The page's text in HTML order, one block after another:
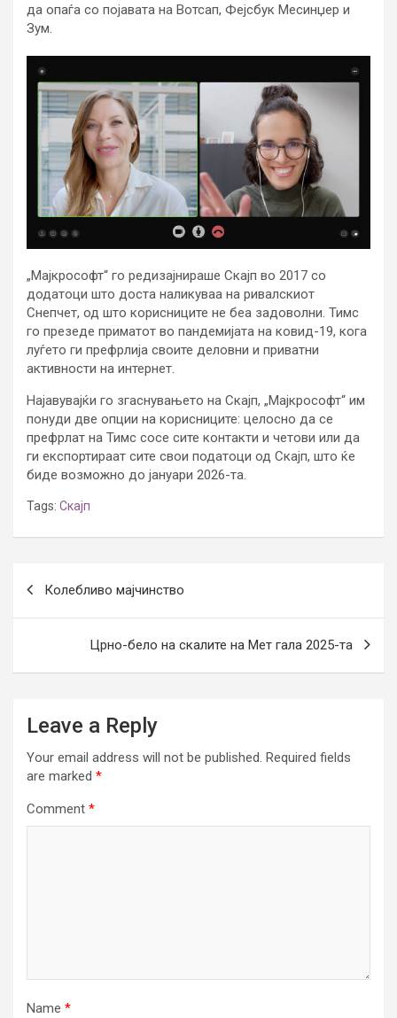
да опаѓа со појавата на Вотсап, Фејсбук Месинџер и
Зум.
„Мајкрософт“ го редизајнираше Скајп во 2017 со
додатоци што доста наликуваа на ривалскиот
Снепчет, од што корисниците не беа задоволни. Тимс
го презеде приматот во пандемијата на ковид-19, кога
луѓето ги префрлија своите деловни и приватни
активности на интернет.
Најавувајќи го згаснувањето на Скајп, „Мајкрософт“ им
понуди две опции на корисниците: целосно да се
префрлат на Тимс сосе сите контакти и четови или да
ги експортираат сите свои податоци од Скајп, што ќе
биде возможно до јануари 2026-та.
Tags: Скајп
Колебливо мајчинство
Црно-бело на скалите на Мет гала 2025-та
Leave a Reply
Your email address will not be published. Required fields
are marked *
Comment *
Name *